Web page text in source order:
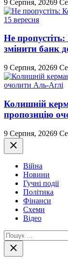
9 Серпня, 20269
Не пропустіть:
змінити банк
9 Серпня, 20269
Колишній
пропозицію
9 Серпня, 20269
Закрити
Війна
Новини
Гучні події
Політика
Фінанси
Схеми
Відео
Пошук:
Закрити
пошук